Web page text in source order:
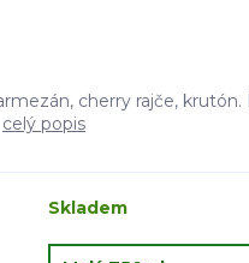
cherry rajče,
celý popis
Skladem